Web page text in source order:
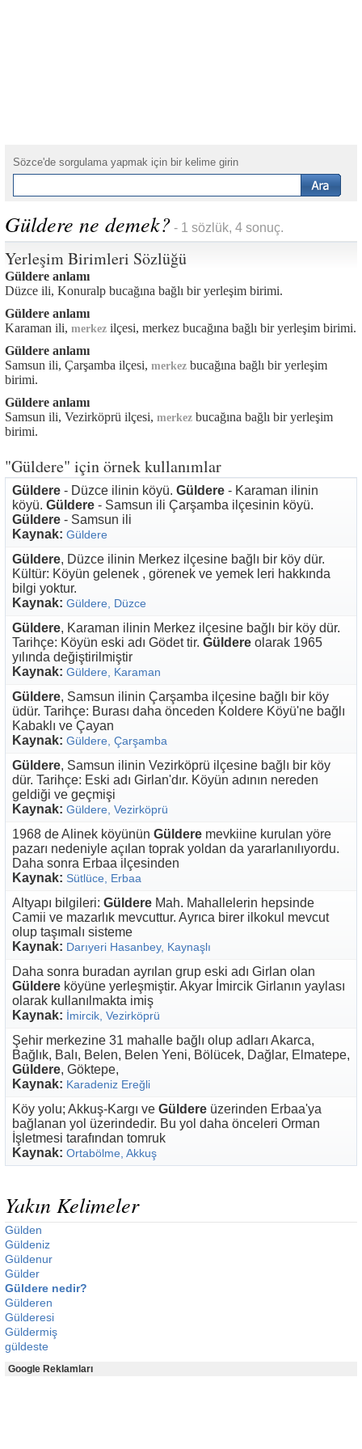
Sözce'de sorgulama yapmak için bir kelime girin
Güldere ne demek? - 1 sözlük, 4 sonuç.
Yerleşim Birimleri Sözlüğü
Güldere anlamı
Düzce ili, Konuralp bucağına bağlı bir yerleşim birimi.
Güldere anlamı
Karaman ili, merkez ilçesi, merkez bucağına bağlı bir yerleşim birimi.
Güldere anlamı
Samsun ili, Çarşamba ilçesi, merkez bucağına bağlı bir yerleşim
birimi.
Güldere anlamı
Samsun ili, Vezirköprü ilçesi, merkez bucağına bağlı bir yerleşim
birimi.
"Güldere" için örnek kullanımlar
Güldere - Düzce ilinin köyü. Güldere - Karaman ilinin
köyü. Güldere - Samsun ili Çarşamba ilçesinin köyü.
Güldere - Samsun ili
Kaynak: Güldere
Güldere, Düzce ilinin Merkez ilçesine bağlı bir köy dür.
Kültür: Köyün gelenek , görenek ve yemek leri hakkında
bilgi yoktur.
Kaynak: Güldere, Düzce
Güldere, Karaman ilinin Merkez ilçesine bağlı bir köy dür.
Tarihçe: Köyün eski adı Gödet tir. Güldere olarak 1965
yılında değiştirilmiştir
Kaynak: Güldere, Karaman
Güldere, Samsun ilinin Çarşamba ilçesine bağlı bir köy
üdür. Tarihçe: Burası daha önceden Koldere Köyü'ne bağlı
Kabaklı ve Çayan
Kaynak: Güldere, Çarşamba
Güldere, Samsun ilinin Vezirköprü ilçesine bağlı bir köy
dür. Tarihçe: Eski adı Girlan'dır. Köyün adının nereden
geldiği ve geçmişi
Kaynak: Güldere, Vezirköprü
1968 de Alinek köyünün Güldere mevkiine kurulan yöre
pazarı nedeniyle açılan toprak yoldan da yararlanılıyordu.
Daha sonra Erbaa ilçesinden
Kaynak: Sütlüce, Erbaa
Altyapı bilgileri: Güldere Mah. Mahallelerin hepsinde
Camii ve mazarlık mevcuttur. Ayrıca birer ilkokul mevcut
olup taşımalı sisteme
Kaynak: Darıyeri Hasanbey, Kaynaşlı
Daha sonra buradan ayrılan grup eski adı Girlan olan
Güldere köyüne yerleşmiştir. Akyar İmircik Girlanın yaylası
olarak kullanılmakta imiş
Kaynak: İmircik, Vezirköprü
Şehir merkezine 31 mahalle bağlı olup adları Akarca,
Bağlık, Balı, Belen, Belen Yeni, Bölücek, Dağlar, Elmatepe,
Güldere, Göktepe,
Kaynak: Karadeniz Ereğli
Köy yolu; Akkuş-Kargı ve Güldere üzerinden Erbaa'ya
bağlanan yol üzerindedir. Bu yol daha önceleri Orman
İşletmesi tarafından tomruk
Kaynak: Ortabölme, Akkuş
Yakın Kelimeler
Gülden
Güldeniz
Güldenur
Gülder
Güldere nedir?
Gülderen
Gülderesi
Güldermiş
güldeste
Google Reklamları